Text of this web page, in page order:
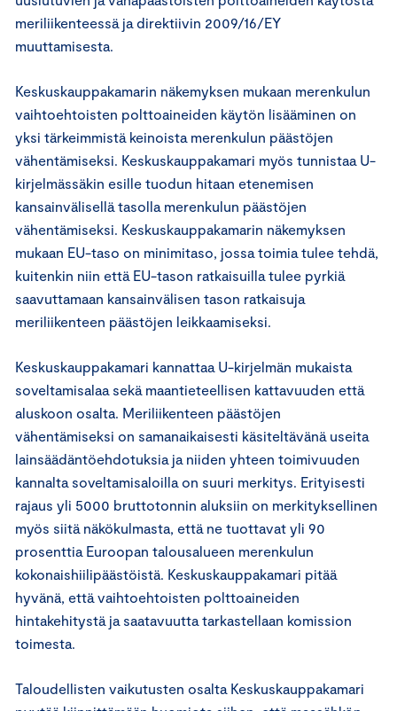
meriliikenteessä ja direktiivin 2009/16/EY
muuttamisesta.
Keskuskauppakamarin näkemyksen mukaan merenkulun
vaihtoehtoisten polttoaineiden käytön lisääminen on
yksi tärkeimmistä keinoista merenkulun päästöjen
vähentämiseksi. Keskuskauppakamari myös tunnistaa U-
kirjelmässäkin esille tuodun hitaan etenemisen
kansainvälisellä tasolla merenkulun päästöjen
vähentämiseksi. Keskuskauppakamarin näkemyksen
mukaan EU-taso on minimitaso, jossa toimia tulee tehdä,
kuitenkin niin että EU-tason ratkaisuilla tulee pyrkiä
saavuttamaan kansainvälisen tason ratkaisuja
meriliikenteen päästöjen leikkaamiseksi.
Keskuskauppakamari kannattaa U-kirjelmän mukaista
soveltamisalaa sekä maantieteellisen kattavuuden että
aluskoon osalta. Meriliikenteen päästöjen
vähentämiseksi on samanaikaisesti käsiteltävänä useita
lainsäädäntöehdotuksia ja niiden yhteen toimivuuden
kannalta soveltamisaloilla on suuri merkitys. Erityisesti
rajaus yli 5000 bruttotonnin aluksiin on merkityksellinen
myös siitä näkökulmasta, että ne tuottavat yli 90
prosenttia Euroopan talousalueen merenkulun
kokonaishiilipäästöistä. Keskuskauppakamari pitää
hyvänä, että vaihtoehtoisten polttoaineiden
hintakehitystä ja saatavuutta tarkastellaan komission
toimesta.
Taloudellisten vaikutusten osalta Keskuskauppakamari